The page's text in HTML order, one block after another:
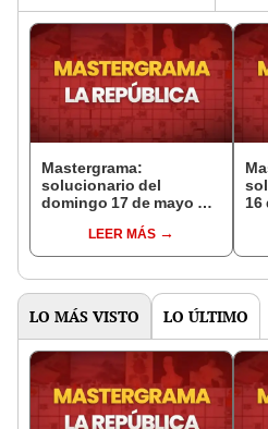
Mastergrama:
solucionario del
domingo 17 de mayo de
LEER MÁS
16
LO MÁS VISTO LO ÚLTIMO